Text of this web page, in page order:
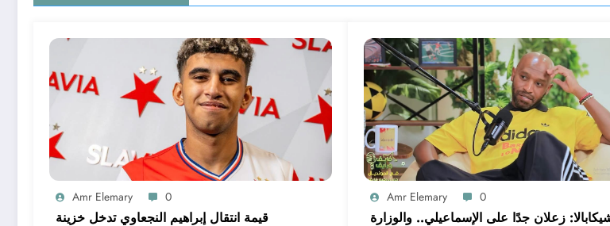
Amr Elemary 0
قيمة انتقال إبراهيم النجعاوي تدخل خزينة
Amr Elemary 0
زعلان جدًا على الإسماعيلي.. والوزارة